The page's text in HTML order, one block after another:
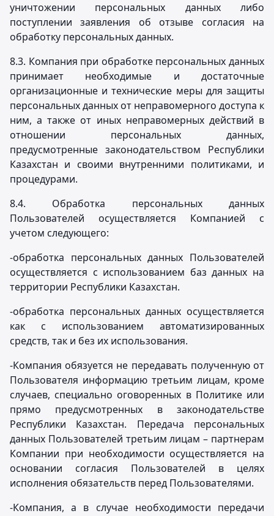
уничтожении персональных данных либо
поступлении заявления об отзыве согласия на
обработку персональных данных.
8.3. Компания при обработке персональных данных
принимает необходимые и достаточные
организационные и технические меры для защиты
персональных данных от неправомерного доступа к
ним, а также от иных неправомерных действий в
отношении персональных данных,
предусмотренные законодательством Республики
Казахстан и своими внутренними политиками, и
процедурами.
8.4. Обработка персональных данных
Пользователей осуществляется Компанией с
учетом следующего:
-обработка персональных данных Пользователей
осуществляется с использованием баз данных на
территории Республики Казахстан.
-обработка персональных данных осуществляется
как с использованием автоматизированных
средств, так и без их использования.
-Компания обязуется не передавать полученную от
Пользователя информацию третьим лицам, кроме
случаев, специально оговоренных в Политике или
прямо предусмотренных в законодательстве
Республики Казахстан. Передача персональных
данных Пользователей третьим лицам – партнерам
Компании при необходимости осуществляется на
основании согласия Пользователей в целях
исполнения обязательств перед Пользователями.
-Компания, а в случае необходимости передачи